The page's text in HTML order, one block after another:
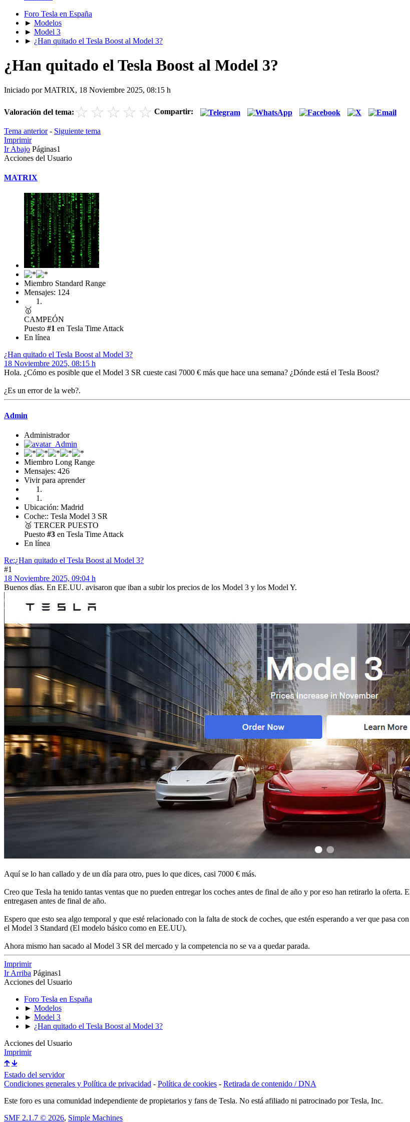
Foro Tesla en España
► Modelos
► Model 3
► ¿Han quitado el Tesla Boost al Model 3?
¿Han quitado el Tesla Boost al Model 3?
Iniciado por MATRIX, 18 Noviembre 2025, 08:15 h
Valoración del tema: ☆ ☆ ☆ ☆ ☆ Compartir:
Tema anterior- Siguiente tema
Imprimir
Ir Abajo Páginas1
Acciones del Usuario
MATRIX
Miembro Standard Range
Mensajes: 124
🥇
CAMPEÓN
Puesto #1 en Tesla Time Attack
En línea
¿Han quitado el Tesla Boost al Model 3?
18 Noviembre 2025, 08:15 h
Hola. ¿Cómo es posible que el Model 3 SR cueste casi 7000 € más que hace una semana? ¿Dónde está el Tesla Boost?
¿Es un error de la web?.
Admin
Administrador
Miembro Long Range
Mensajes: 426
Vivir para aprender
Ubicación: Madrid
Coche:: Tesla Model 3 SR
🥉 TERCER PUESTO
Puesto #3 en Tesla Time Attack
En línea
Re:¿Han quitado el Tesla Boost al Model 3?
#1
18 Noviembre 2025, 09:04 h
Buenos días. En EE.UU. avisaron que iban a subir los precios de los Model 3 y los Model Y.
Aquí se lo han callado y de un día para otro, pues lo que dices, casi 7000 € más.
Creo que Tesla ha tenido tantas ventas que no pueden entregar los coches antes de final de año y por eso han retirarlo la oferta.
entregasen antes de final de año.
Espero que esto sea algo temporal y que esté relacionado con la falta de stock de coches, que estén esperando a ver que pasa
el Model 3 Standard (El modelo básico como en EE.UU).
Ahora mismo han sacado al Model 3 SR del mercado y la competencia no se va a quedar parada.
Imprimir
Ir Arriba Páginas1
Acciones del Usuario
Foro Tesla en España
► Modelos
► Model 3
► ¿Han quitado el Tesla Boost al Model 3?
Acciones del Usuario
Imprimir
🡱 🡳
Estado del servidor
Condiciones generales y Política de privacidad - Política de cookies - Retirada de contenido / DNA
Este foro es una comunidad independiente de propietarios y fans de Tesla. No está afiliado ni patrocinado por Tesla, Inc.
SMF 2.1.7 © 2026, Simple Machines